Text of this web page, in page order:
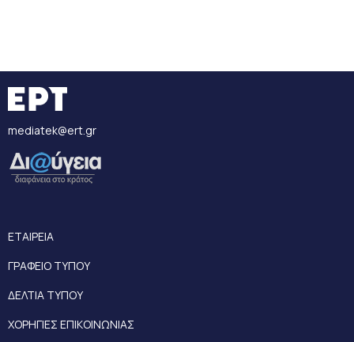
mediatek@ert.gr
ΕΤΑΙΡΕΙΑ
ΓΡΑΦΕΙΟ ΤΥΠΟΥ
ΔΕΛΤΙΑ ΤΥΠΟΥ
ΧΟΡΗΓΙΕΣ ΕΠΙΚΟΙΝΩΝΙΑΣ